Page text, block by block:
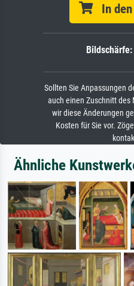
In den
Bildschärfe:
Sollten Sie Anpassungen
auch einen Zuschnitt des
wir diese Änderungen
Kosten für Sie vor.
Ähnliche